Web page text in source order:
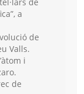
de
a
de
Valls.
i
de